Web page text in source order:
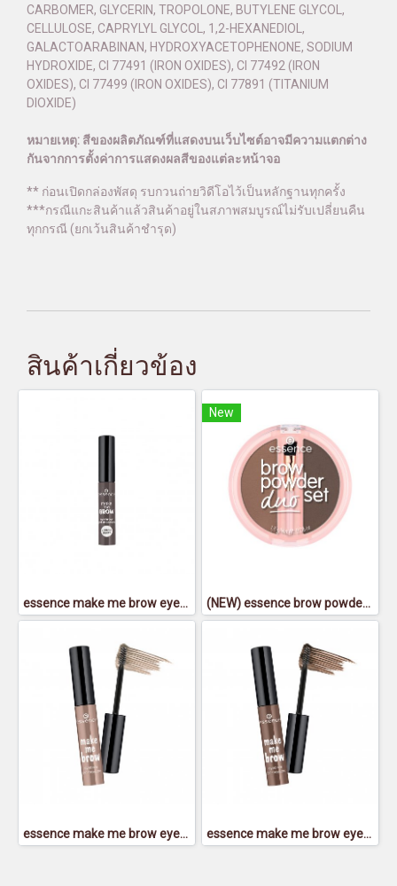
CARBOMER, GLYCERIN, TROPOLONE, BUTYLENE GLYCOL,
CELLULOSE, CAPRYLYL GLYCOL, 1,2-HEXANEDIOL,
GALACTOARABINAN, HYDROXYACETOPHENONE, SODIUM
HYDROXIDE, CI 77491 (IRON OXIDES), CI 77492 (IRON
OXIDES), CI 77499 (IRON OXIDES), CI 77891 (TITANIUM
DIOXIDE)
หมายเหตุ: สีของผลิตภัณฑ์ที่แสดงบนเว็บไซต์อาจมีความแตกต่าง
กันจากการตั้งค่าการแสดงผลสีของแต่ละหน้าจอ
** ก่อนเปิดกล่องพัสดุ รบกวนถ่ายวิดีโอไว้เป็นหลักฐานทุกครั้ง
***กรณีแกะสินค้าแล้วสินค้าอยู่ในสภาพสมบูรณ์ไม่รับเปลี่ยนคืน
ทุกกรณี (ยกเว้นสินค้าชำรุด)
สินค้าเกี่ยวข้อง
essence make me brow eyebrow gel mascara 04 - เอสเซนส์เมคมีโบรว์อายโบรว์เจลมาสคาร่า04
New
(NEW) essence brow powder duo set 02 - เอสเซนส์ โบรว์ พาวเดอร์ ดูโอ้ เซ็ท 02
essence make me brow eyebrow gel mascara 01 - เอสเซนส์เมคมีโบรว์อายโบรว์เจลมาสคาร่า 01 essence make me brow eyebrow gel mascara 02 - เอสเซนส์เมคมีโบรว์อายโบรว์เจลมาสคาร่า 02